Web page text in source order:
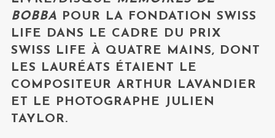
BOBBA POUR LA FONDATION SWISS
LIFE DANS LE CADRE DU PRIX
SWISS LIFE À QUATRE MAINS, DONT
LES LAURÉATS ÉTAIENT LE
COMPOSITEUR ARTHUR LAVANDIER
ET LE PHOTOGRAPHE JULIEN
TAYLOR.